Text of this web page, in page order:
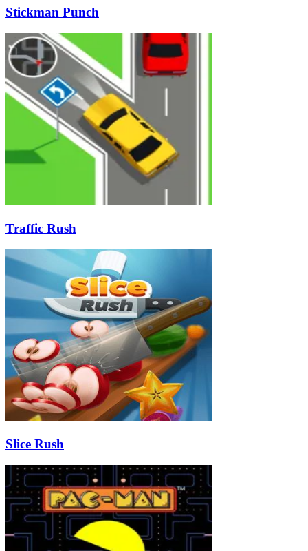
Stickman Punch
Traffic Rush
Slice Rush